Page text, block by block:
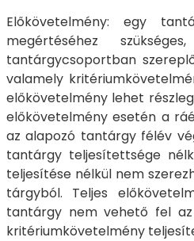
Előkövetelmény: egy
megértéséhez
tantárgycsoportban
valamely
előkövetelmény lehet
előkövetelmény esetén a
az alapozó tantárgy félév
tantárgy teljesítettsége
teljesítése nélkül nem
tárgyból. Teljes
tantárgy nem vehető fel
kritériumkövetelmény